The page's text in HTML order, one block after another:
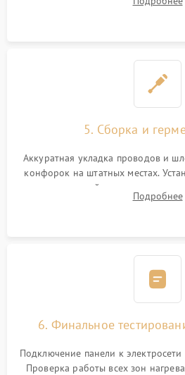
дорожек. Очистка контактов и
5. Сборка и
Аккуратная укладка проводов и
конфорок на штатных местах.
проверкой равномерности
термостойкого герметика или
Подробнее
6. Финальное
Подключение панели к электросети
Проверка работы всех зон